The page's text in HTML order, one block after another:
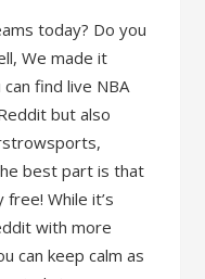
today? Do you
We made it
find live NBA
but also
best part is that
While it’s
with more
can keep calm as